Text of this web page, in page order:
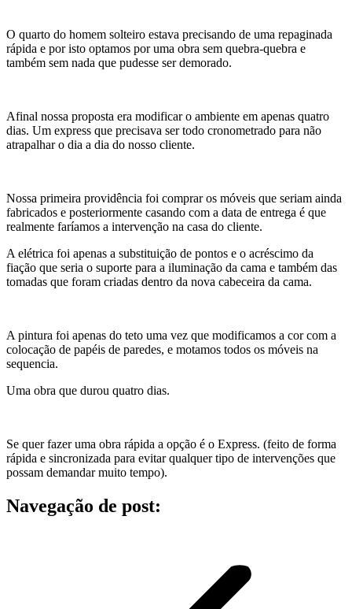
O quarto do homem solteiro estava precisando de uma repaginada
rápida e por isto optamos por uma obra sem quebra-quebra e
também sem nada que pudesse ser demorado.
Afinal nossa proposta era modificar o ambiente em apenas quatro
dias. Um express que precisava ser todo cronometrado para não
atrapalhar o dia a dia do nosso cliente.
Nossa primeira providência foi comprar os móveis que seriam ainda
fabricados e posteriormente casando com a data de entrega é que
realmente faríamos a intervenção na casa do cliente.
A elétrica foi apenas a substituição de pontos e o acréscimo da
fiação que seria o suporte para a iluminação da cama e também das
tomadas que foram criadas dentro da nova cabeceira da cama.
A pintura foi apenas do teto uma vez que modificamos a cor com a
colocação de papéis de paredes, e motamos todos os móveis na
sequencia.
Uma obra que durou quatro dias.
Se quer fazer uma obra rápida a opção é o Express. (feito de forma
rápida e sincronizada para evitar qualquer tipo de intervenções que
possam demandar muito tempo).
Navegação de post: